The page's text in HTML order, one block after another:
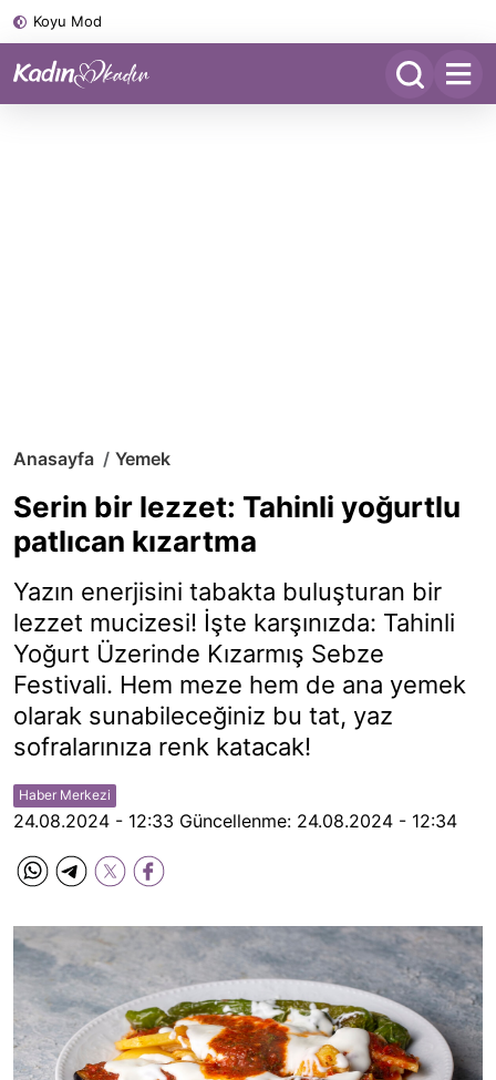
Koyu Mod
Anasayfa Yemek
Serin bir lezzet: Tahinli yoğurtlu
patlıcan kızartma
Yazın enerjisini tabakta buluşturan bir
lezzet mucizesi! İşte karşınızda: Tahinli
Yoğurt Üzerinde Kızarmış Sebze
Festivali. Hem meze hem de ana yemek
olarak sunabileceğiniz bu tat, yaz
sofralarınıza renk katacak!
Haber Merkezi
24.08.2024 - 12:33 Güncellenme: 24.08.2024 - 12:34